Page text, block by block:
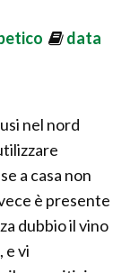
data
nel nord
a casa non
è presente
dubbio il vino
e vi